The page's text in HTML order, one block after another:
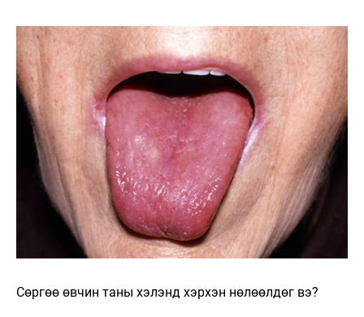
Сөргөө өвчин таны хэлэнд хэрхэн нөлөөлдөг вэ?